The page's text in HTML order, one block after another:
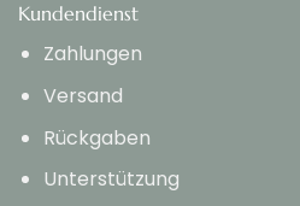
Kundendienst
Zahlungen
Versand
Rückgaben
Unterstützung